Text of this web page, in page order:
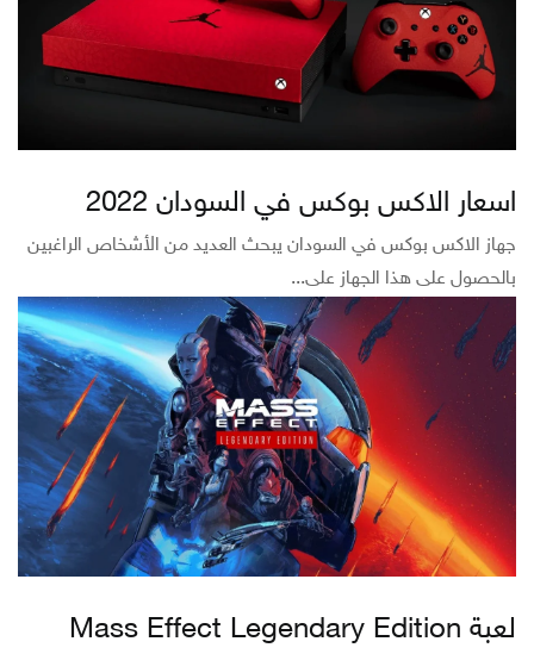
اسعار الاكس بوكس في السودان 2022
جهاز الاكس بوكس في السودان يبحث العديد من الأشخاص الراغبين
بالحصول على هذا الجهاز على...
لعبة Mass Effect Legendary Edition